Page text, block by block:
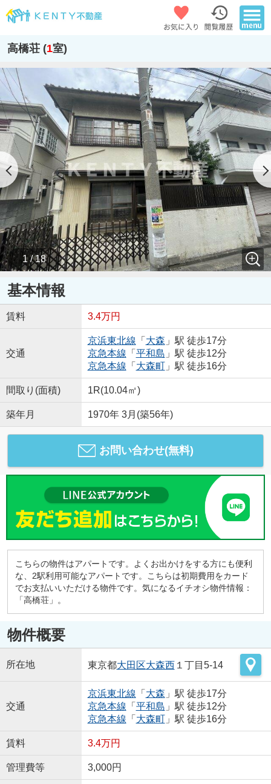
高橋荘 (1室)
1 / 18
基本情報
賃料 3.4万円
交通
京浜東北線 「 大森 」駅 徒歩17分
京急本線 「 平和島 」駅 徒歩12分
京急本線 「 大森町」駅 徒歩16分
間取り(面積) 1R(10.04㎡)
築年月 1970年 3月(築56年)
お問い合わせ(無料)
こちらの物件はアパートです。よくお出かけをする方にも便利
な、2駅利用可能なアパートです。こちらは初期費用をカード
でお支払いいただける物件です。気になるイチオシ物件情報：
「高橋荘」。
物件概要
所在地 東京都大田区大森西１丁目5-14
交通
京浜東北線 「 大森 」駅 徒歩17分
京急本線 「 平和島 」駅 徒歩12分
京急本線 「 大森町」駅 徒歩16分
賃料 3.4万円
管理費等 3,000円